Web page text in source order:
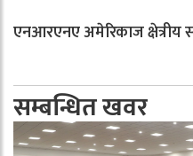
एनआरएनए अमेरिकाज क्षेत्रीय
सम्बन्धित खवर